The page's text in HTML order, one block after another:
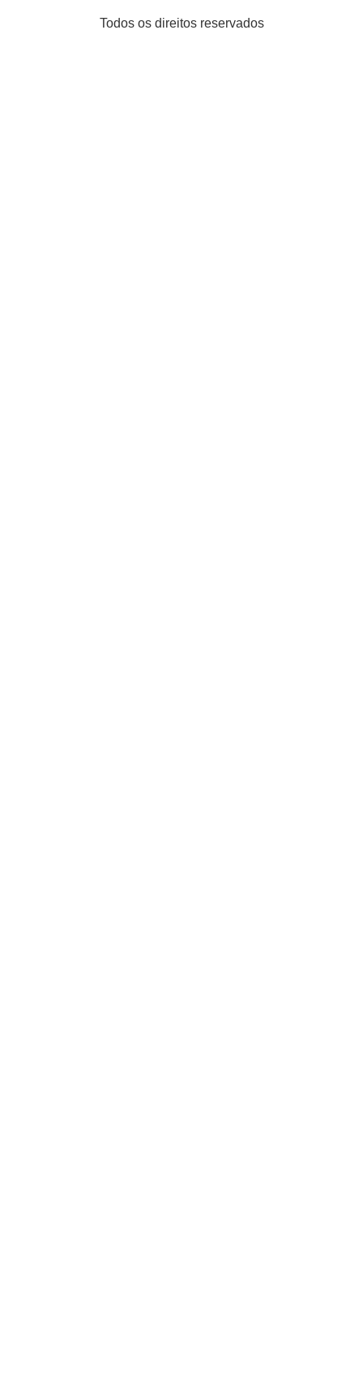
Todos os direitos reservados